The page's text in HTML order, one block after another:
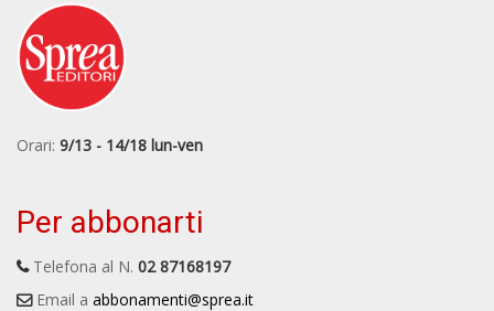
Orari: 9/13 - 14/18 lun-ven
Per abbonarti
Telefona al N. 02 87168197
Email a abbonamenti@sprea.it